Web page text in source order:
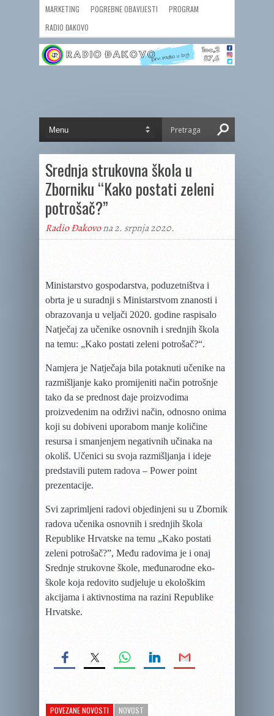
MARKETING POGREBNE OBAVIJESTI
PROGRAM
RADIO ĐAKOVO
Srednja strukovna škola u
Zborniku “Kako postati zeleni
potrošač?”
Radio Đakovona 2. srpnja 2020.
Ministarstvo gospodarstva, poduzetništva i
obrta je u suradnji s Ministarstvom znanosti i
obrazovanja u veljači 2020. godine raspisalo
Natječaj za učenike osnovnih i srednjih škola
na temu: „Kako postati zeleni potrošač?“.
Namjera je Natječaja bila potaknuti učenike na
razmišljanje kako promijeniti način potrošnje
tako da se prednost daje proizvodima
proizvedenim na održivi način, odnosno onima
koji su dobiveni uporabom manje količine
resursa i smanjenjem negativnih učinaka na
okoliš. Učenici su svoja razmišljanja i ideje
predstavili putem radova – Power point
prezentacije.
Svi zaprimljeni radovi objedinjeni su u Zbornik
radova učenika osnovnih i srednjih škola
Republike Hrvatske na temu „Kako postati
zeleni potrošač?”, Među radovima je i onaj
Srednje strukovne škole, međunarodne eko-
škole koja redovito sudjeluje u ekološkim
akcijama i aktivnostima na razini Republike
Hrvatske.
POVEZANE NOVOSTI NOVOST